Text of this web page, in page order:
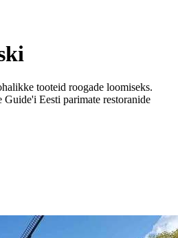
tooteid roogade loomiseks.
Eesti parimate restoranide